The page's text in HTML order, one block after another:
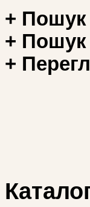
+ Пошук
+ Пошук
+